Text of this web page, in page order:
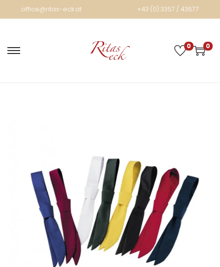
office@ritas-eck.at +43 (0) 3357 / 43677
0 0